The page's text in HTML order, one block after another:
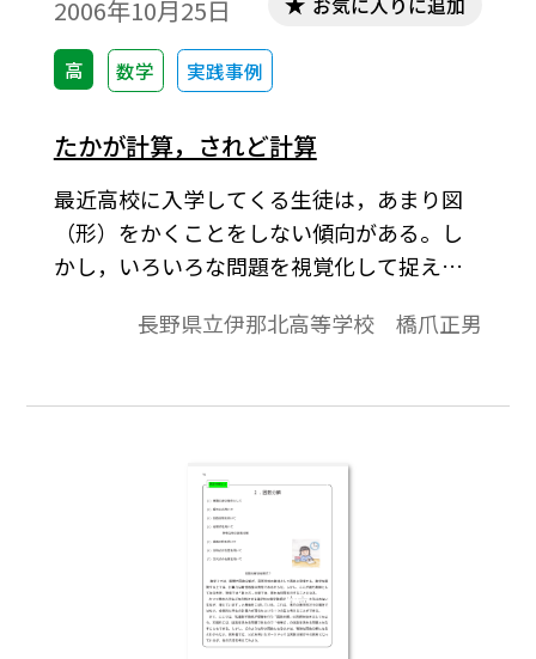
2006年10月25日
高 数学 実践事例
たかが計算，されど計算
最近高校に入学してくる生徒は，あまり図
（形）をかくことをしない傾向がある。し
かし，いろいろな問題を視覚化して捉えれ
く，理解の後押しをすることのできる教材
習する計算分野の視覚化が可能で，少しは
長野県立伊那北高等学校 橋爪正男